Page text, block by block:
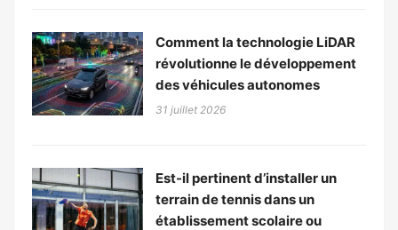
Comment la technologie LiDAR
révolutionne le développement
des véhicules autonomes
31 juillet 2026
Est-il pertinent d’installer un
terrain de tennis dans un
établissement scolaire ou